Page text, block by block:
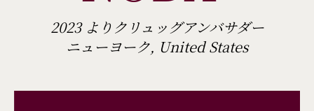
2023 よりクリュッグアンバサダー
ニューヨーク, United States